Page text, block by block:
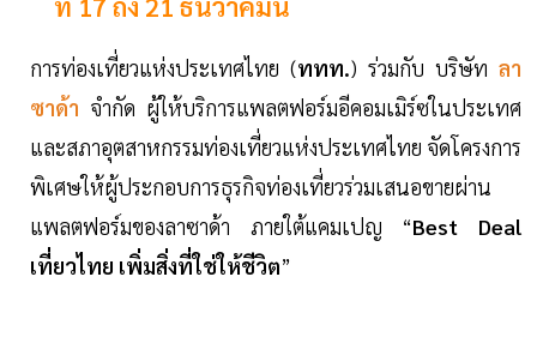
การท่องเที่ยวแห่งประเทศไทย (ททท.) ร่วมกับ บริษัท ลา
ซาด้า จำกัด ผู้ให้บริการแพลตฟอร์มอีคอมเมิร์ซในประเทศ
และสภาอุตสาหกรรมท่องเที่ยวแห่งประเทศไทย จัดโครงการ
พิเศษให้ผู้ประกอบการธุรกิจท่องเที่ยวร่วมเสนอขายผ่าน
แพลตฟอร์มของลาซาด้า ภายใต้แคมเปญ “Best Deal
เที่ยวไทย เพิ่มสิ่งที่ใช่ให้ชีวิต”